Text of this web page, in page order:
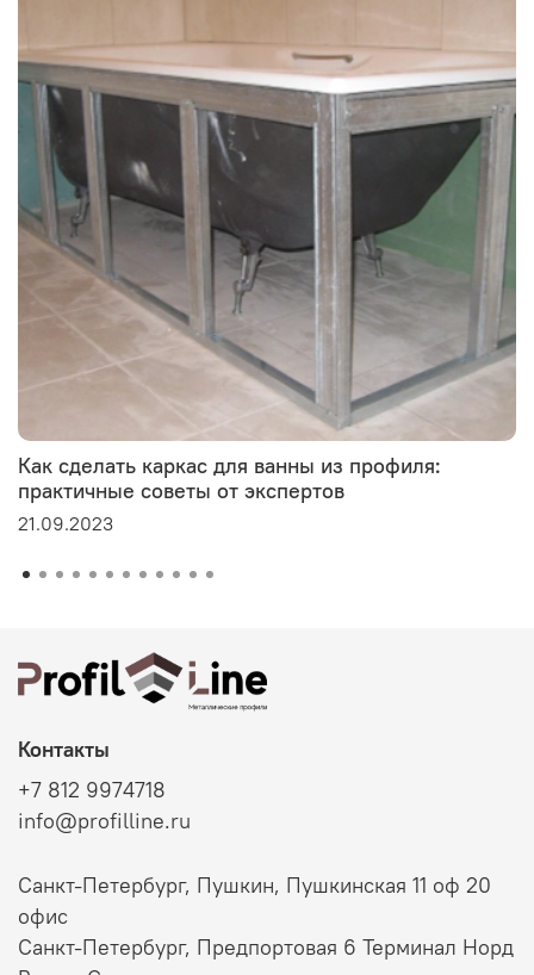
Как сделать каркас для ванны из профиля:
практичные советы от экспертов
21.09.2023
Контакты
+7 812 9974718
info@profilline.ru
Санкт-Петербург, Пушкин, Пушкинская 11 оф 20
офис
Санкт-Петербург, Предпортовая 6 Терминал Норд